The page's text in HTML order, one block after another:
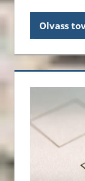
Olvass